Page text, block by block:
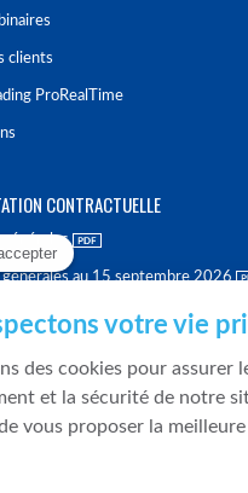
clients
ProRealTime
CONTRACTUELLE
générales au 15 septembre 2026
meilleure sélection
durabilité
des dépôts et de résolution
votre vie
des cookies pour assurer
et la sécurité de notre
vous proposer la